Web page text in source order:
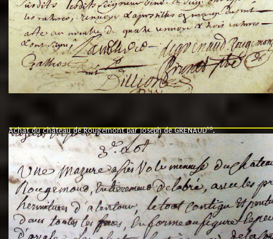
Achat du château de Rougemont par Joseph de GRENAUD10.
"l'an mil six cent soixante treze le ving neuvième jour du mois de
nommé fut présent Messire Claude Guillaume de Moyriat chevalier baron
vend, purement simplement et irrevocablement a monseigneur monsieur
et chavannes conseiller du roy au parlement de Bourgogne, present et
que le dit seigneur Baron de la Vellière a sur ses hommes, indivisables et
de la Velliere tout ainsi et comme le dit seigneur Baron et ses
présent......"